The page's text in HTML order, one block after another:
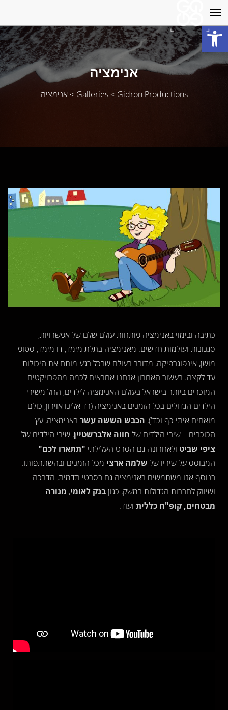
פתח סרגל נגישות
אנימציה
Gidron Productions
>
Galleries
>אנימציה
כתיבה ובימוי באנימציה פותחות עולם שלם של אפשרויות,
סגנונות ועולמות חדשים. מאנימציה בתלת מימד, דו מימד, סטופ
מושן, אינפוגרפיקה, מדובר בעולם שבכל רגע מותח את היכולות
עד לקצה. בעשור האחרון אנחנו אחראים לכמה מהפרויקטים
המוכרים ביותר בישראל בעולם האנימציה לילדים, החל משירי
הילדים הגדולים בכל הזמנים באנימציה (רד אלינו אוירון, כולם
מואחים איתי כף וכד'), הכבש הששה עשרבאנימציה, עץ
הכוכבים – שירי הילדים של חווה אלברשטיין, שירי הילדים של
ציפי שביט ולאחרונה גם הסרט העלילתי "תתארו לכם"
המבוסס על שיריו של שלמה ארצי מכל הזמנים ובהשתתפותו.
בנוסף אנו משתמשים באנימציה גם בסרטי תדמית, הדרכה
ושיווק לחברות הגדולות במשק, כגון בנק לאומי, מנורה
מבטחים, קופ"ח כללית ועוד.